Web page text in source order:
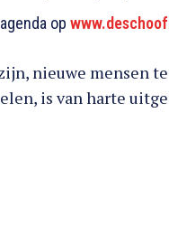
op
nieuwe mensen
is van harte